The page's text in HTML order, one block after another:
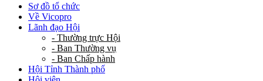
Sơ đồ tổ chức
Về Vicopro
Lãnh đạo Hội
- Thường trực Hội
- Ban Thường vụ
- Ban Chấp hành
Hội Tỉnh Thành phố